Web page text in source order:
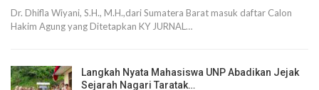
Dr. Dhifla Wiyani, S.H., M.H.,dari Sumatera Barat masuk daftar Calon
Hakim Agung yang Ditetapkan KY JURNAL…
Langkah Nyata Mahasiswa UNP Abadikan Jejak
Sejarah Nagari Taratak…